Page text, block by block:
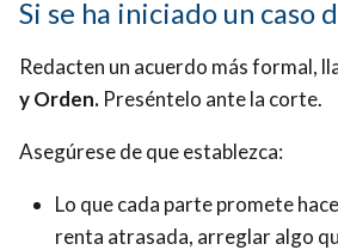
Si se ha iniciado un caso
Redacten un acuerdo más formal,
y Orden. Preséntelo ante la corte.
Asegúrese de que establezca:
Lo que cada parte promete
renta atrasada, arreglar algo